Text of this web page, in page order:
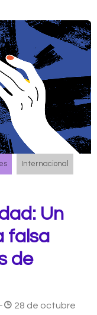
Internacional
Un
falsa
de
-
28 de octubre